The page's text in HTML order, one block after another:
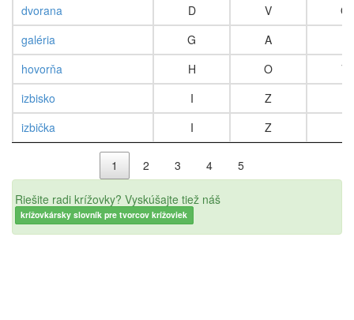
dvorana
D V
O
galéria
G A
hovorňa
H O
V
izbisko
I Z
izbička
I Z
1 2 3 4 5
Riešite radi krížovky? Vyskúšajte tiež náš
krížovkársky slovník pre tvorcov krížoviek